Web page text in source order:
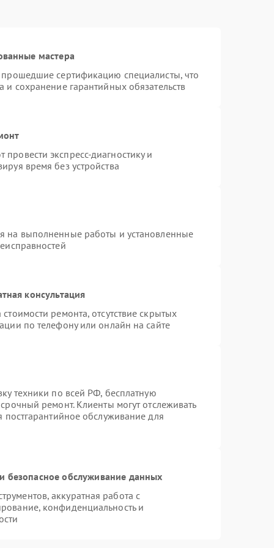
мастера
сертификацию специалисты, что
и сохранение гарантийных обязательств
экспресс-диагностику и
время без устройства
на выполненные работы и установленные
консультация
ремонта, отсутствие скрытых
по телефону или онлайн на сайте
техники по всей РФ, бесплатную
ремонт. Клиенты могут отслеживать
постгарантийное обслуживание для
обслуживание данных
аккуратная работа с
конфиденциальность и